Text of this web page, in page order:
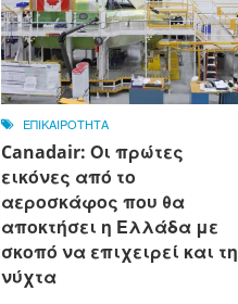
ΕΠΙΚΑΙΡΟΤΗΤΑ
Canadair: Οι πρώτες
εικόνες από το
αεροσκάφος που θα
αποκτήσει η Ελλάδα με
σκοπό να επιχειρεί και τη
νύχτα